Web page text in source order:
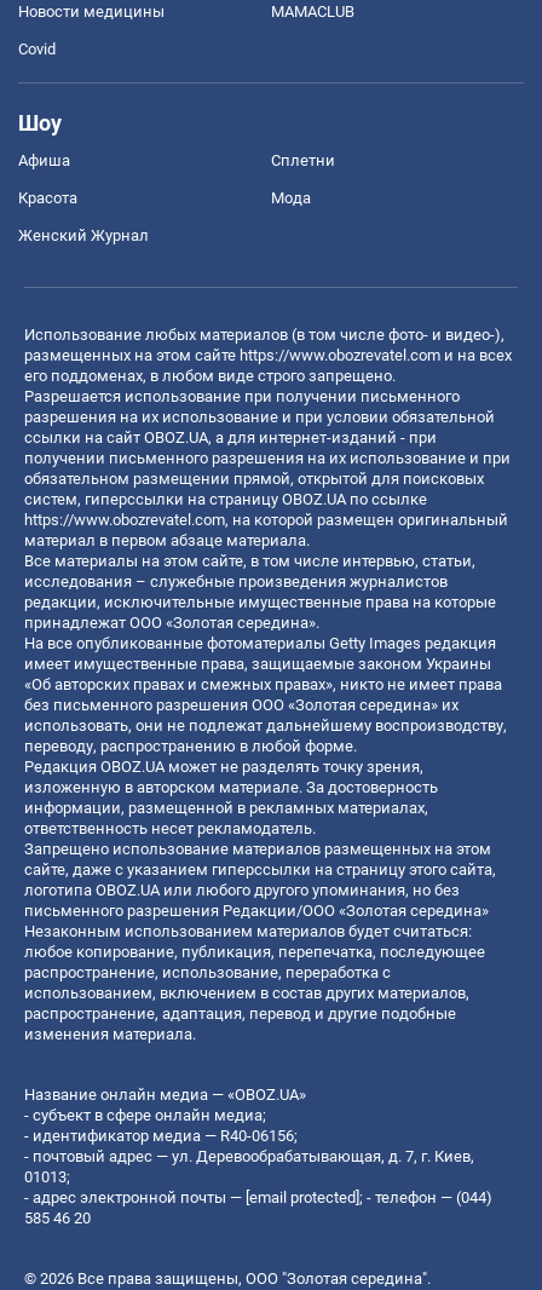
Новости медицины MAMACLUB
Covid
Шоу
Афиша Сплетни
Красота Мода
Женский Журнал
Использование любых материалов (в том числе фото- и видео-),
размещенных на этом сайте https://www.obozrevatel.com и на всех
его поддоменах, в любом виде строго запрещено.
Разрешается использование при получении письменного
разрешения на их использование и при условии обязательной
ссылки на сайт OBOZ.UA, а для интернет-изданий - при
получении письменного разрешения на их использование и при
обязательном размещении прямой, открытой для поисковых
систем, гиперссылки на страницу OBOZ.UA по ссылке
https://www.obozrevatel.com, на которой размещен оригинальный
материал в первом абзаце материала.
Все материалы на этом сайте, в том числе интервью, статьи,
исследования – служебные произведения журналистов
редакции, исключительные имущественные права на которые
принадлежат ООО «Золотая середина».
На все опубликованные фотоматериалы Getty Images редакция
имеет имущественные права, защищаемые законом Украины
«Об авторских правах и смежных правах», никто не имеет права
без письменного разрешения ООО «Золотая середина» их
использовать, они не подлежат дальнейшему воспроизводству,
переводу, распространению в любой форме.
Редакция OBOZ.UA может не разделять точку зрения,
изложенную в авторском материале. За достоверность
информации, размещенной в рекламных материалах,
ответственность несет рекламодатель.
Запрещено использование материалов размещенных на этом
сайте, даже с указанием гиперссылки на страницу этого сайта,
логотипа OBOZ.UA или любого другого упоминания, но без
письменного разрешения Редакции/ООО «Золотая середина»
Незаконным использованием материалов будет считаться:
любое копирование, публикация, перепечатка, последующее
распространение, использование, переработка с
использованием, включением в состав других материалов,
распространение, адаптация, перевод и другие подобные
изменения материала.
Название онлайн медиа — «OBOZ.UA»
- субъект в сфере онлайн медиа;
- идентификатор медиа — R40-06156;
- почтовый адрес — ул. Деревообрабатывающая, д. 7, г. Киев,
01013;
- адрес электронной почты — [email protected]; - телефон — (044)
585 46 20
© 2026 Все права защищены, ООО "Золотая середина".